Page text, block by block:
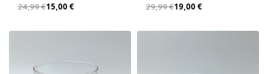
24,99€15,00 € 29,99€19,00 €